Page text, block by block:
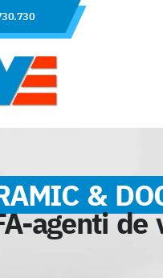
&
agenti de